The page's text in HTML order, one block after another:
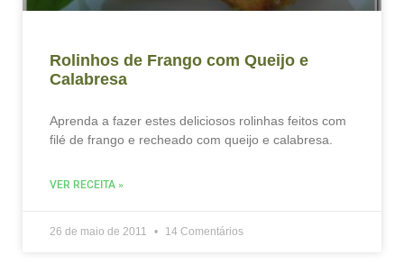
Rolinhos de Frango com Queijo e
Calabresa
Aprenda a fazer estes deliciosos rolinhas feitos com
filé de frango e recheado com queijo e calabresa.
VER RECEITA »
26 de maio de 2011 14 Comentários